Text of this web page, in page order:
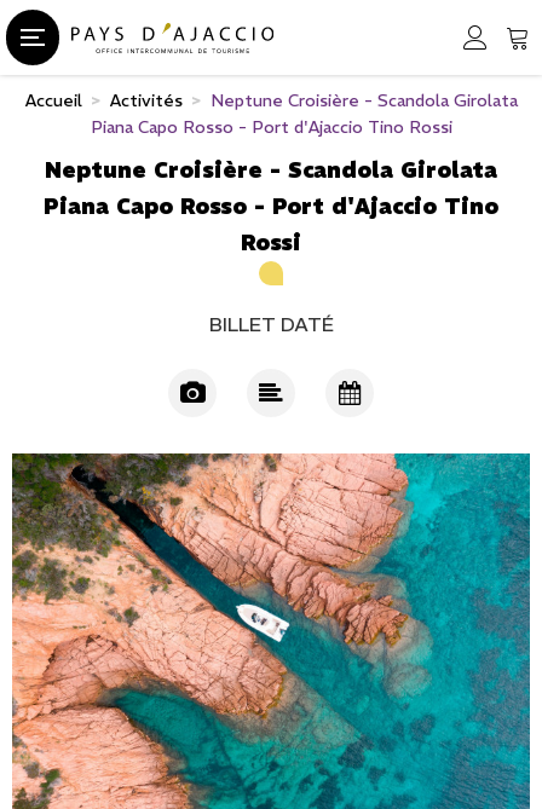
Accueil > Activités > Neptune Croisière - Scandola Girolata
Piana Capo Rosso - Port d'Ajaccio Tino Rossi
Neptune Croisière - Scandola Girolata
Piana Capo Rosso - Port d'Ajaccio Tino
Rossi
BILLET DATÉ